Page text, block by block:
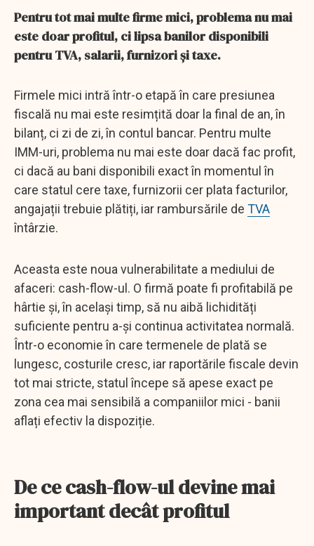
Pentru tot mai multe firme mici, problema nu mai
este doar profitul, ci lipsa banilor disponibili
pentru TVA, salarii, furnizori și taxe.
Firmele mici intră într-o etapă în care presiunea
fiscală nu mai este resimțită doar la final de an, în
bilanț, ci zi de zi, în contul bancar. Pentru multe
IMM-uri, problema nu mai este doar dacă fac profit,
ci dacă au bani disponibili exact în momentul în
care statul cere taxe, furnizorii cer plata facturilor,
angajații trebuie plătiți, iar rambursările de TVA
întârzie.
Aceasta este noua vulnerabilitate a mediului de
afaceri: cash-flow-ul. O firmă poate fi profitabilă pe
hârtie și, în același timp, să nu aibă lichidități
suficiente pentru a-și continua activitatea normală.
Într-o economie în care termenele de plată se
lungesc, costurile cresc, iar raportările fiscale devin
tot mai stricte, statul începe să apese exact pe
zona cea mai sensibilă a companiilor mici - banii
aflați efectiv la dispoziție.
De ce cash-flow-ul devine mai
important decât profitul